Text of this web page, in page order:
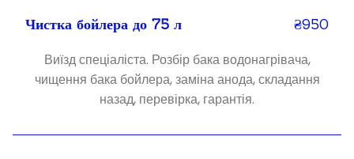
Чистка бойлера до 75 л
₴950
Виїзд спеціаліста. Розбір бака водонагрівача,
чищення бака бойлера, заміна анода, складання
назад, перевірка, гарантія.